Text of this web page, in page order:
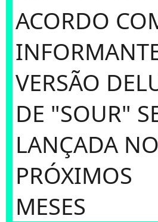
ACORDO
VERSÃO
DE "SOUR"
LANÇADA
PRÓXIMOS
MESES